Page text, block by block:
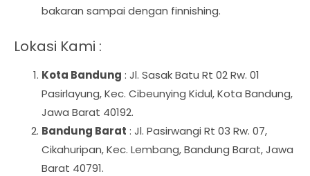
bakaran sampai dengan finnishing.
Lokasi Kami :
Kota Bandung : Jl. Sasak Batu Rt 02 Rw. 01
Pasirlayung, Kec. Cibeunying Kidul, Kota Bandung,
Jawa Barat 40192.
Bandung Barat : Jl. Pasirwangi Rt 03 Rw. 07,
Cikahuripan, Kec. Lembang, Bandung Barat, Jawa
Barat 40791.